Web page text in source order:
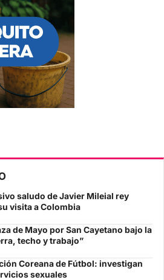
saludo de Javier Mileial rey
visita a Colombia
de Mayo por San Cayetano bajo la
techo y trabajo”
Coreana de Fútbol: investigan
sexuales